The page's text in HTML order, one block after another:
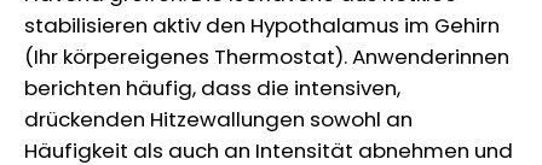
stabilisieren aktiv den Hypothalamus im Gehirn
(Ihr körpereigenes Thermostat). Anwenderinnen
berichten häufig, dass die intensiven,
drückenden Hitzewallungen sowohl an
Häufigkeit als auch an Intensität abnehmen und